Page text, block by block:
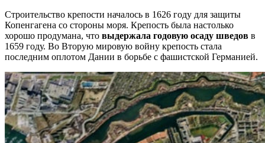
Строительство крепости началось в 1626 году для защиты
Копенгагена со стороны моря. Крепость была настолько
хорошо продумана, что выдержала годовую осаду шведов в
1659 году. Во Вторую мировую войну крепость стала
последним оплотом Дании в борьбе с фашистской Германией.